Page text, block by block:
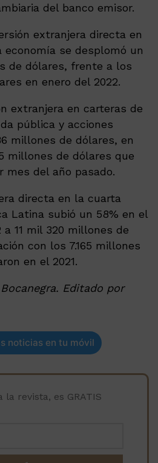
del banco emisor.
extranjera directa en
se desplomó un
de dólares, frente a los
en enero del 2022.
extranjera en carteras de
pública y acciones
millones de dólares, en
millones de dólares que
mes del año pasado.
directa en la cuarta
Latina subió un 58% en el
11 mil 320 millones de
con los 7.165 millones
en el 2021.
Editado por
noticias en tu móvil
la revista, es GRATIS